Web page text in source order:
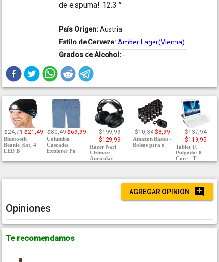
de espuma! 12.3 °
País Origen:Austria
Estilo de Cerveza:Amber Lager(Vienna)
Grados de Alcohol: -
$24,71 $21,49
Bluetooth
Beanie Hat, 4
LED B
$80,49 $69,99
Columbia
Cascades
Explorer Pa
$199,99
$129,99
Razer Nari
Ultimate
Auricular
$10,34 $8,99
Amazon Basics -
Bolsas para e
$137,94
$119,95
Tablet 10
Pulgadas 8
Core - T
AGREGAR OPINION
Opiniones
Te recomendamos